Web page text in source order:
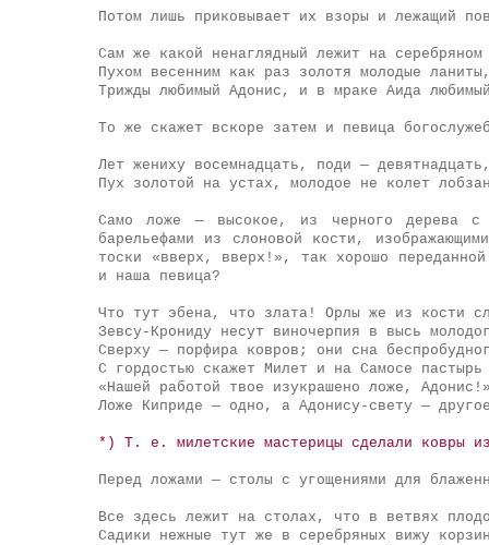
Потом лишь приковывает их взоры и лежащий
Сам же какой ненаглядный лежит на
Пухом весенним как раз золотя молодые
Трижды любимый Адонис, и в мраке Аида
То же скажет вскоре затем и певица
Лет жениху восемнадцать, поди —
Пух золотой на устах, молодое не колет
Само ложе — высокое, из черного дерева с
барельефами из слоновой кости,
тоски «вверх, вверх!», так хорошо
и наша певица?
Что тут эбена, что злата! Орлы же из кости
Зевсу-Крониду несут виночерпия в высь
Сверху — порфира ковров; они сна
С гордостью скажет Милет и на Самосе пастырь
«Нашей работой твое изукрашено ложе,
Ложе Киприде — одно, а Адонису-свету —
*) Т. е. милетские мастерицы сделали ковры
Перед ложами — столы с угощениями для
Все здесь лежит на столах, что в ветвях
Садики нежные тут же в серебряных вижу